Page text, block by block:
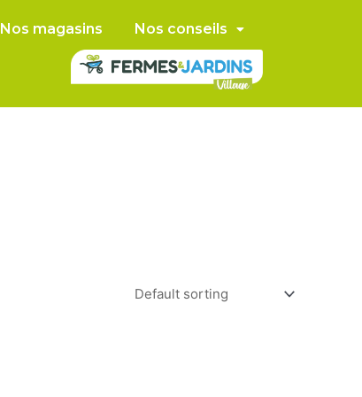
Nos magasins Nos conseils
Fermes&Jardins Village